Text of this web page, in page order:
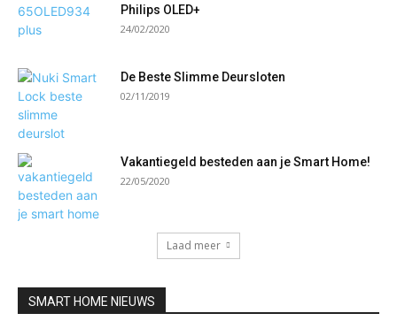
Philips OLED+
24/02/2020
De Beste Slimme Deursloten
02/11/2019
Vakantiegeld besteden aan je Smart Home!
22/05/2020
Laad meer
SMART HOME NIEUWS